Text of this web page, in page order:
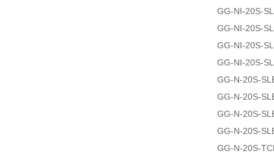
GG-NI-20S-
GG-NI-20S-
GG-NI-20S-
GG-NI-20S-
GG-N-20S-
GG-N-20S-
GG-N-20S-
GG-N-20S-
GG-N-20S-